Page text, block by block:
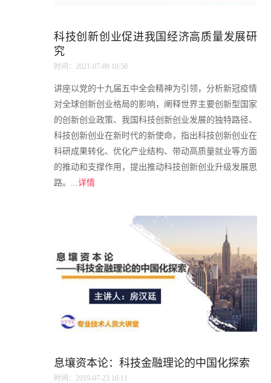
科技创新创业促进我国经济高质量发展研
究
时间：2021-07-09 10:50
讲座以党的十九届五中全会精神为引领，分析新冠疫情
对全球创新创业格局的影响，阐释世界主要创新型国家
的创新创业政策、我国科技创新创业发展的独特路径、
科技创新创业在新时代的新使命，指出科技创新创业在
科研成果转化、优化产业结构、带动高质量就业等方面
的推动和支撑作用，提出推动科技创新创业升级发展思
路。...详情
息壤资本论：科技金融理论的中国化探索
时间：2019-07-23 16:11